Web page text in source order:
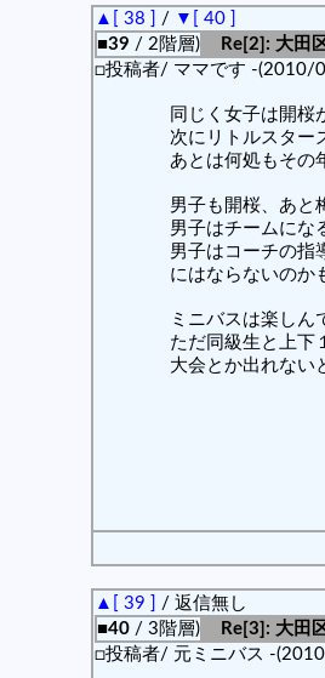
▲[ 38 ] / ▼[ 40 ]
■39 / 2階層)
Re[2]: 大田
□投稿者/ ママです -(2010/
同じく女子は開桜
次にリトルスター
あとは何処もその
男子も開桜、あと
男子はチームにな
男子はコーチの指
にはならないのか
ミニバスは楽しん
ただ同級生と上下
大会とか出れない
▲[ 39 ]
/ 返信無し
■40/ 3階層)
Re[3]: 大田
□投稿者/ 元ミニバス -